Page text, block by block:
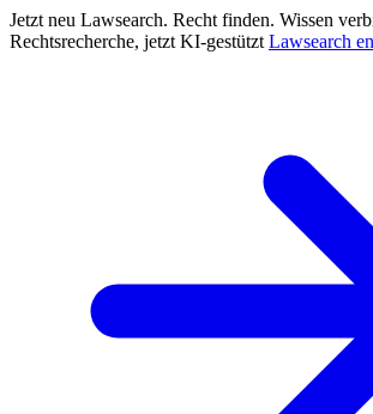
Jetzt neu Lawsearch. Recht finden. Wissen
Rechtsrecherche, jetzt KI-gestützt Lawsearch